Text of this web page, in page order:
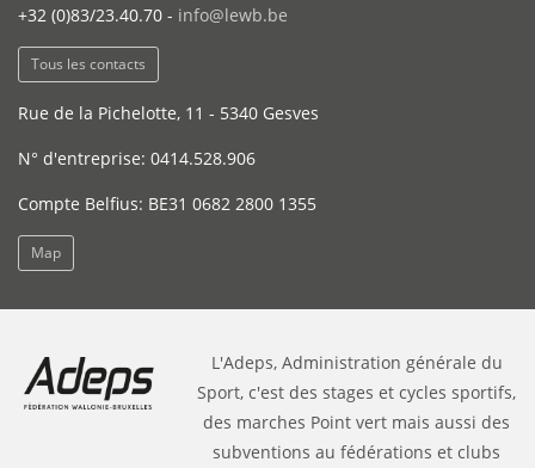
+32 (0)83/23.40.70 - info@lewb.be
Tous les contacts
Rue de la Pichelotte, 11 - 5340 Gesves
N° d'entreprise: 0414.528.906
Compte Belfius: BE31 0682 2800 1355
Map
L'Adeps, Administration générale du
Sport, c'est des stages et cycles sportifs,
des marches Point vert mais aussi des
subventions au fédérations et clubs